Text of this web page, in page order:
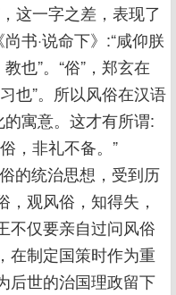
这一字之差，表现了
书·说命下》:“咸仰朕
也”。“俗”，郑玄在
也”。所以风俗在汉语
的寓意。这才有所谓:
，非礼不备。”
的统治思想，受到历
观风俗，知得失，
不仅要亲自过问风俗
在制定国策时作为重
后世的治国理政留下